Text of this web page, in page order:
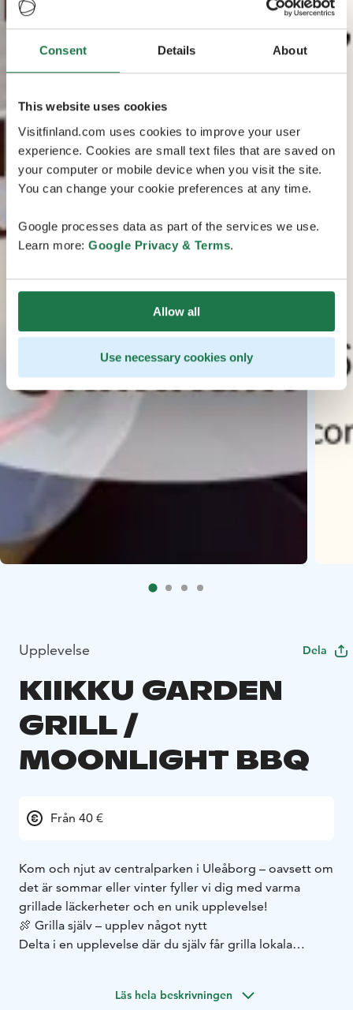
Consent Details About
This website uses cookies
Visitfinland.com uses cookies to improve your user
experience. Cookies are small text files that are saved on
your computer or mobile device when you visit the site.
You can change your cookie preferences at any time.
Google processes data as part of the services we use.
Learn more: Google Privacy & Terms.
Allow all
Use necessary cookies only
Upplevelse Dela
KIIKKU GARDEN
GRILL /
MOONLIGHT BBQ
Från 40 €
Kom och njut av centralparken i Uleåborg – oavsett om
det är sommar eller vinter fyller vi dig med varma
grillade läckerheter och en unik upplevelse!
🍖 Grilla själv – upplev något nytt
Delta i en upplevelse där du själv får grilla lokala
Menyn med tre rätter inkluderar:
Läs hela beskrivningen